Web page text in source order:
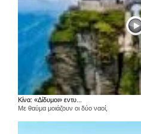
Κίνα: «Δίδυμοι» εντυ...
Με θαύμα μοιάζουν οι δύο ναοί,